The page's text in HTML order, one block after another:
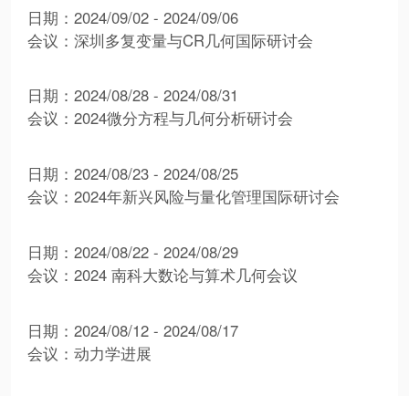
日期：2024/09/02 - 2024/09/06
会议：深圳多复变量与CR几何国际研讨会
日期：2024/08/28 - 2024/08/31
会议：2024微分方程与几何分析研讨会
日期：2024/08/23 - 2024/08/25
会议：2024年新兴风险与量化管理国际研讨会
日期：2024/08/22 - 2024/08/29
会议：2024 南科大数论与算术几何会议
日期：2024/08/12 - 2024/08/17
会议：动力学进展